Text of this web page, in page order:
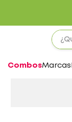
CombosMarcas